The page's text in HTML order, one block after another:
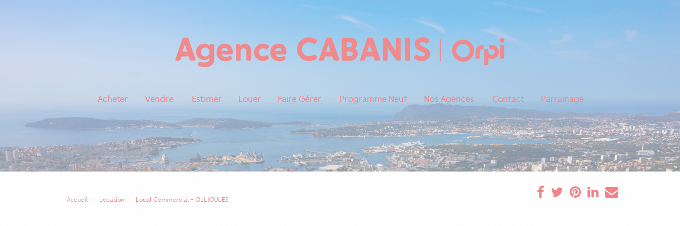
Acheter Vendre Estimer Louer Faire Gérer Programme Neuf Nos Agences Contact Parrainage
Accueil Location Local Commercial - OLLIOULES